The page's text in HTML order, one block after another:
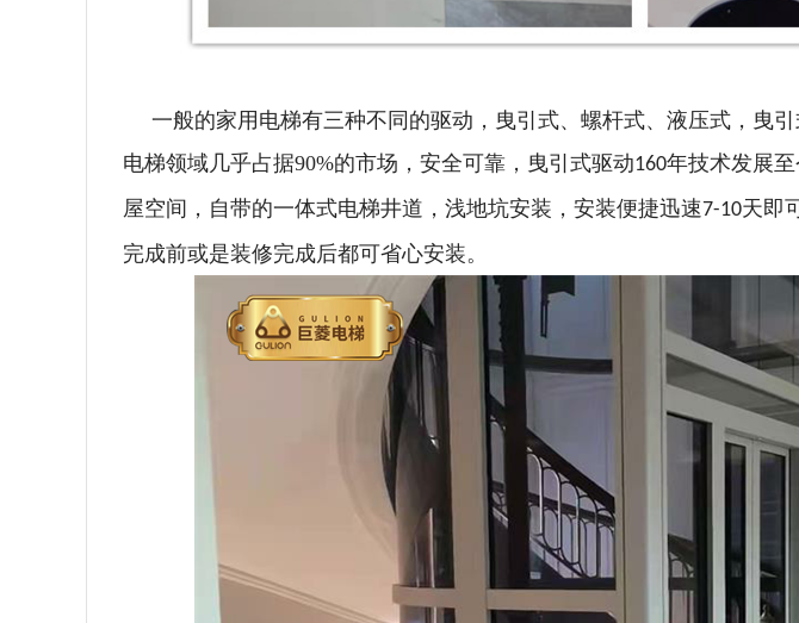
一般的家用电梯有三种不同的驱动，曳引式、螺杆式、液压式，曳
电梯领域几乎占据90%的市场，安全可靠，曳引式驱动160年技术发展
屋空间，自带的一体式电梯井道，浅地坑安装，安装便捷迅速7-10天即
完成前或是装修完成后都可省心安装。